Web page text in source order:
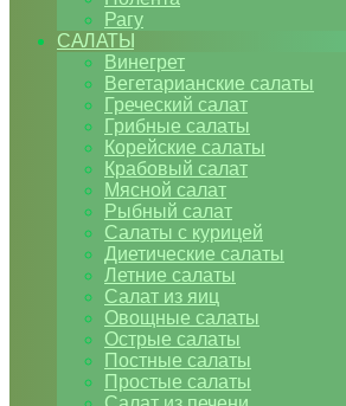
Рагу
САЛАТЫ
Винегрет
Вегетарианские салаты
Греческий салат
Грибные салаты
Корейские салаты
Крабовый салат
Мясной салат
Рыбный салат
Салаты с курицей
Диетические салаты
Летние салаты
Салат из яиц
Овощные салаты
Острые салаты
Постные салаты
Простые салаты